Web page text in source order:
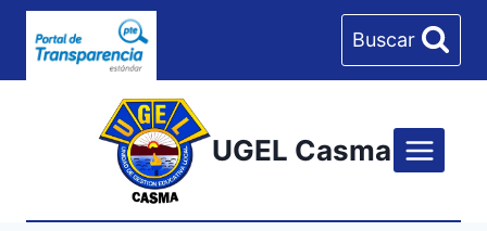
Skip
Buscar
UGEL Casma